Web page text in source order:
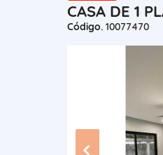
CASA DE 1
Código. 10077470